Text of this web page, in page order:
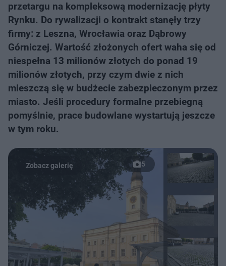
przetargu na kompleksową modernizację płyty
Rynku. Do rywalizacji o kontrakt stanęły trzy
firmy: z Leszna, Wrocławia oraz Dąbrowy
Górniczej. Wartość złożonych ofert waha się od
niespełna 13 milionów złotych do ponad 19
milionów złotych, przy czym dwie z nich
mieszczą się w budżecie zabezpieczonym przez
miasto. Jeśli procedury formalne przebiegną
pomyślnie, prace budowlane wystartują jeszcze
w tym roku.
5